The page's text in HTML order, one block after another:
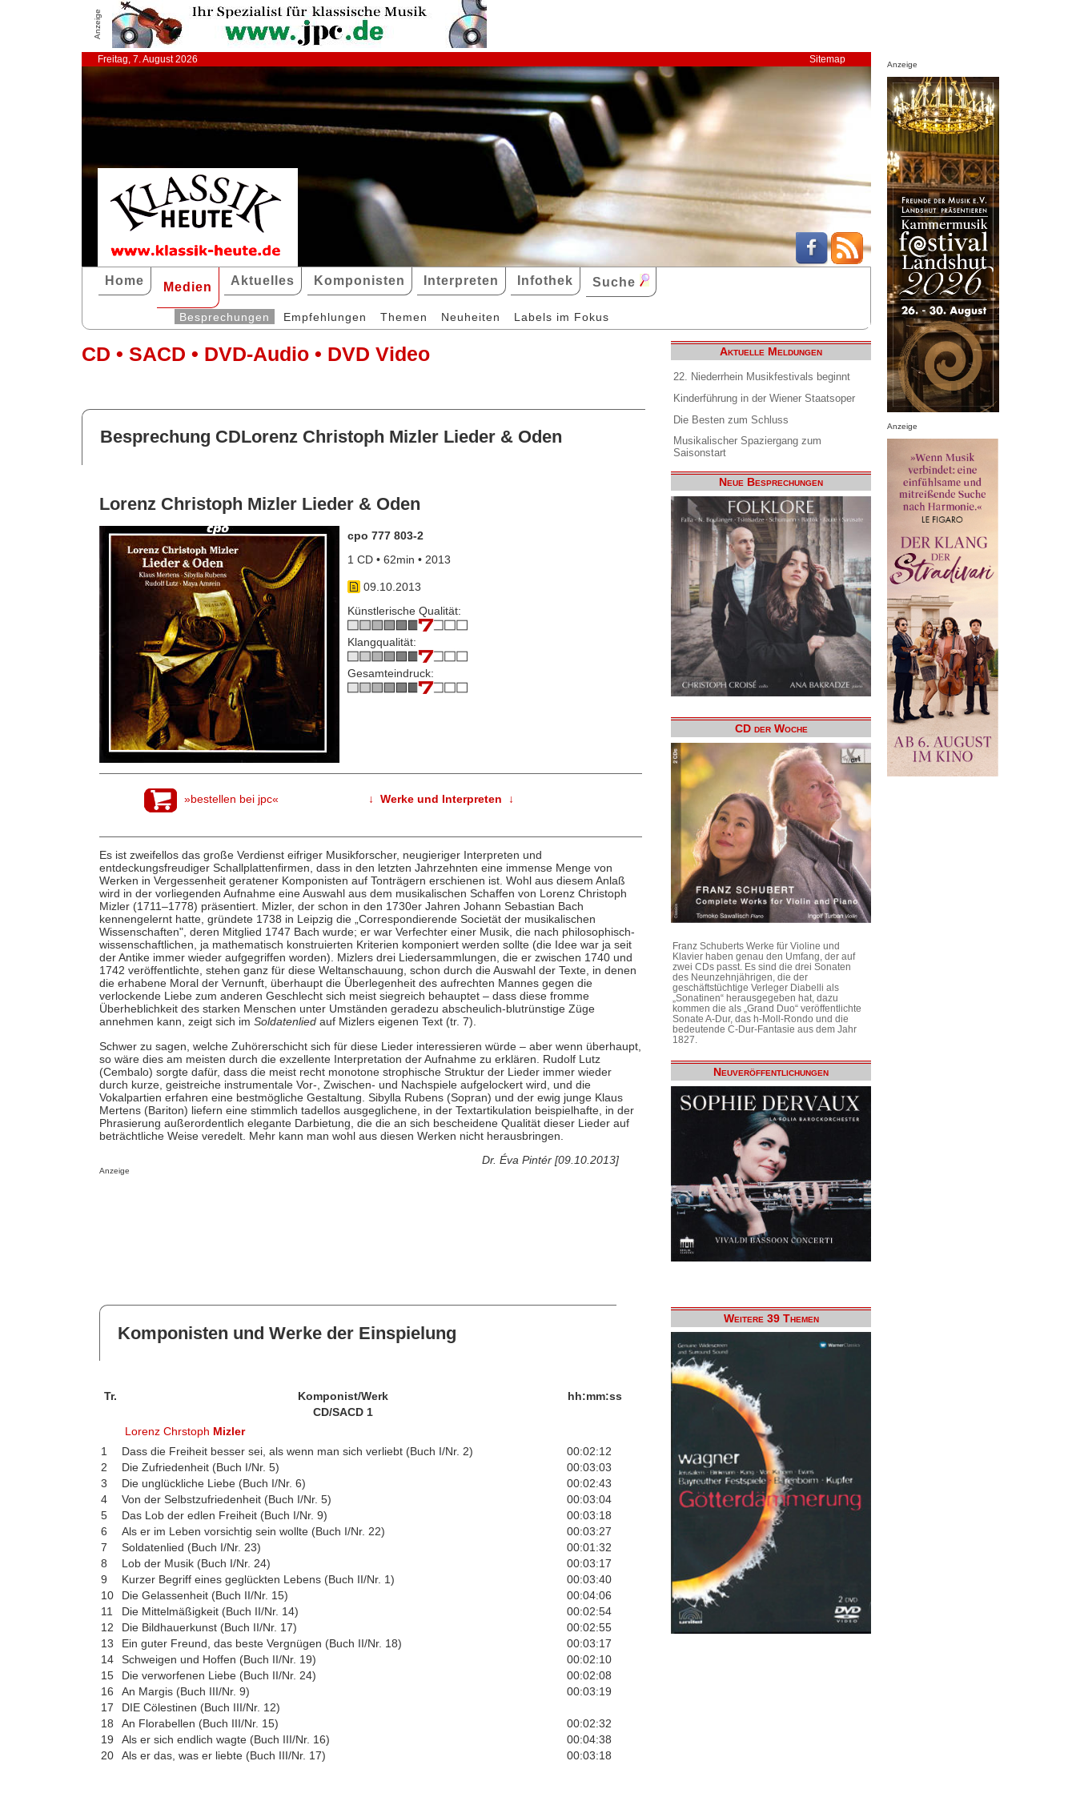
Anzeige
Freitag, 7. August 2026 Sitemap
Home Medien Aktuelles Komponisten Interpreten Infothek Suche
Besprechungen Empfehlungen Themen Neuheiten Labels im Fokus
CD • SACD • DVD-Audio • DVD Video
Besprechung CDLorenz Christoph Mizler Lieder & Oden
Lorenz Christoph Mizler Lieder & Oden
cpo 777 803-2
1 CD • 62min • 2013
09.10.2013
Künstlerische Qualität:
Klangqualität:
Gesamteindruck:
»bestellen bei jpc« ↓ Werke und Interpreten ↓
Es ist zweifellos das große Verdienst eifriger Musikforscher, neugieriger Interpreten und
entdeckungsfreudiger Schallplattenfirmen, dass in den letzten Jahrzehnten eine immense Menge von
Werken in Vergessenheit geratener Komponisten auf Tonträgern erschienen ist. Wohl aus diesem Anlaß
wird in der vorliegenden Aufnahme eine Auswahl aus dem musikalischen Schaffen von Lorenz Christoph
Mizler (1711–1778) präsentiert. Mizler, der schon in den 1730er Jahren Johann Sebastian Bach
kennengelernt hatte, gründete 1738 in Leipzig die „Correspondierende Societät der musikalischen
Wissenschaften", deren Mitglied 1747 Bach wurde; er war Verfechter einer Musik, die nach philosophisch-
wissenschaftlichen, ja mathematisch konstruierten Kriterien komponiert werden sollte (die Idee war ja seit
der Antike immer wieder aufgegriffen worden). Mizlers drei Liedersammlungen, die er zwischen 1740 und
1742 veröffentlichte, stehen ganz für diese Weltanschauung, schon durch die Auswahl der Texte, in denen
die erhabene Moral der Vernunft, überhaupt die Überlegenheit des aufrechten Mannes gegen die
verlockende Liebe zum anderen Geschlecht sich meist siegreich behauptet – dass diese fromme
Überheblichkeit des starken Menschen unter Umständen geradezu abscheulich-blutrünstige Züge
annehmen kann, zeigt sich im Soldatenlied auf Mizlers eigenen Text (tr. 7).
Schwer zu sagen, welche Zuhörerschicht sich für diese Lieder interessieren würde – aber wenn überhaupt,
so wäre dies am meisten durch die exzellente Interpretation der Aufnahme zu erklären. Rudolf Lutz
(Cembalo) sorgte dafür, dass die meist recht monotone strophische Struktur der Lieder immer wieder
durch kurze, geistreiche instrumentale Vor-, Zwischen- und Nachspiele aufgelockert wird, und die
Vokalpartien erfahren eine bestmögliche Gestaltung. Sibylla Rubens (Sopran) und der ewig junge Klaus
Mertens (Bariton) liefern eine stimmlich tadellos ausgeglichene, in der Textartikulation beispielhafte, in der
Phrasierung außerordentlich elegante Darbietung, die die an sich bescheidene Qualität dieser Lieder auf
beträchtliche Weise veredelt. Mehr kann man wohl aus diesen Werken nicht herausbringen.
Dr. Éva Pintér [09.10.2013]
Anzeige
Komponisten und Werke der Einspielung
Tr. Komponist/Werk
hh:mm:ss
CD/SACD 1
Lorenz Chrstoph Mizler
1
Dass die Freiheit besser sei, als wenn man sich verliebt (Buch I/Nr. 2)
00:02:12
2
Die Zufriedenheit (Buch I/Nr. 5)
00:03:03
3
Die unglückliche Liebe (Buch I/Nr. 6)
00:02:43
4
Von der Selbstzufriedenheit (Buch I/Nr. 5)
00:03:04
5
Das Lob der edlen Freiheit (Buch I/Nr. 9)
00:03:18
6
Als er im Leben vorsichtig sein wollte (Buch I/Nr. 22)
00:03:27
7
Soldatenlied (Buch I/Nr. 23)
00:01:32
8
Lob der Musik (Buch I/Nr. 24)
00:03:17
9
Kurzer Begriff eines geglückten Lebens (Buch II/Nr. 1)
00:03:40
10
Die Gelassenheit (Buch II/Nr. 15)
00:04:06
11
Die Mittelmäßigkeit (Buch II/Nr. 14)
00:02:54
12
Die Bildhauerkunst (Buch II/Nr. 17)
00:02:55
13
Ein guter Freund, das beste Vergnügen (Buch II/Nr. 18)
00:03:17
14
Schweigen und Hoffen (Buch II/Nr. 19)
00:02:10
15
Die verworfenen Liebe (Buch II/Nr. 24)
00:02:08
16
An Margis (Buch III/Nr. 9)
00:03:19
17
DIE Cölestinen (Buch III/Nr. 12)
18
An Florabellen (Buch III/Nr. 15)
00:02:32
19
Als er sich endlich wagte (Buch III/Nr. 16)
00:04:38
20
Als er das, was er liebte (Buch III/Nr. 17) 00:03:18
Aktuelle Meldungen
22. Niederrhein Musikfestivals beginnt
Kinderführung in der Wiener Staatsoper
Die Besten zum Schluss
Musikalischer Spaziergang zum
Saisonstart
Neue Besprechungen
CD der Woche
Franz Schuberts Werke für Violine und
Klavier haben genau den Umfang, der auf
zwei CDs passt. Es sind die drei Sonaten
des Neunzehnjährigen, die der
geschäftstüchtige Verleger Diabelli als
„Sonatinen“ herausgegeben hat, dazu
kommen die als „Grand Duo“ veröffentlichte
Sonate A-Dur, das h-Moll-Rondo und die
bedeutende C-Dur-Fantasie aus dem Jahr
1827.
Neuveröffentlichungen
Weitere 39 Themen
Anzeige
Anzeige